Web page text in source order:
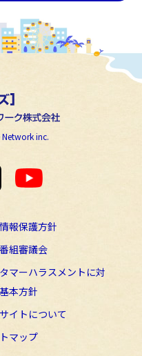
inc.
報保護方針
組審議会
マーハラスメントに対
本方針
イトについて
マップ